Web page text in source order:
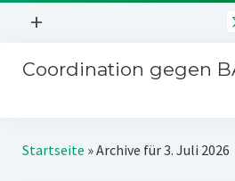
Menü
+
Mitmachen
Coordination gegen
Kampagnen
Startseite »Archive für 3. Juli 2026